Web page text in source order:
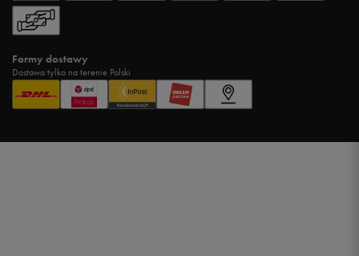
Formy dostawy
Dostawa tylko na terenie Polski